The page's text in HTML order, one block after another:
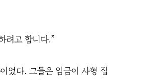
려고 합니다.”
었다. 그들은 임금이 사형 집